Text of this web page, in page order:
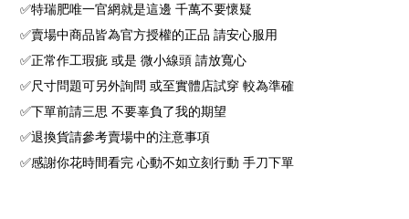
✅特瑞肥唯一官網就是這邊 千萬不要懷疑
✅賣場中商品皆為官方授權的正品 請安心服用
✅正常作工瑕疵 或是 微小線頭 請放寬心
✅尺寸問題可另外詢問 或至實體店試穿 較為準確
✅下單前請三思 不要辜負了我的期望
✅退換貨請參考賣場中的注意事項
✅感謝你花時間看完 心動不如立刻行動 手刀下單